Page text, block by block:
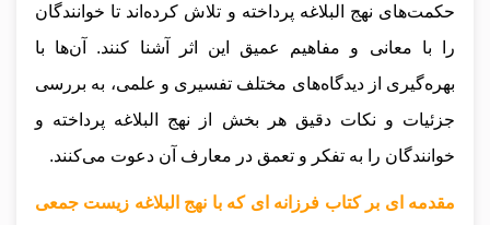
حکمت‌های نهج البلاغه پرداخته و تلاش کرده‌اند تا خوانندگان
را با معانی و مفاهیم عمیق این اثر آشنا کنند. آن‌ها با
بهره‌گیری از دیدگاه‌های مختلف تفسیری و علمی، به بررسی
جزئیات و نکات دقیق هر بخش از نهج البلاغه پرداخته و
خوانندگان را به تفکر و تعمق در معارف آن دعوت می‌کنند.
مقدمه ای بر کتاب فرزانه ای که با نهج البلاغه زیست جمعی